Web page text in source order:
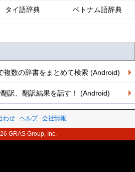
タイ語辞典 ベトナム語辞典
複数の辞書をまとめて検索 (Android)
訳、翻訳結果を話す！ (Android)
わせ ヘルプ 会社情報
GRAS Group, Inc.